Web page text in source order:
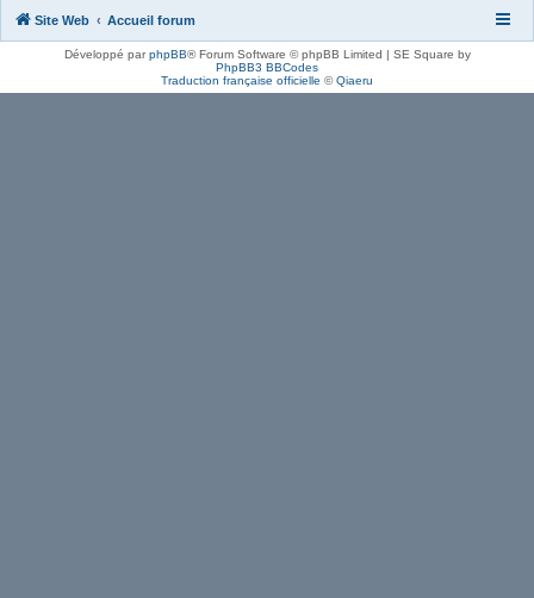
Site Web Accueil forum
Développé parphpBB® Forum Software © phpBB Limited | SE Square by
PhpBB3 BBCodes
Traduction française officielle ©Qiaeru